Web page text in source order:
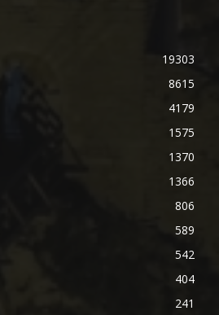
19303
8615
4179
1575
1370
1366
806
589
542
404
241